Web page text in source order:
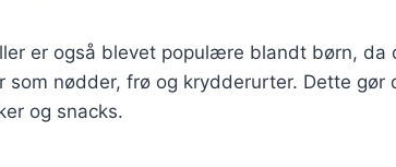
er også blevet populære blandt børn, da
som nødder, frø og krydderurter. Dette gør
og snacks.